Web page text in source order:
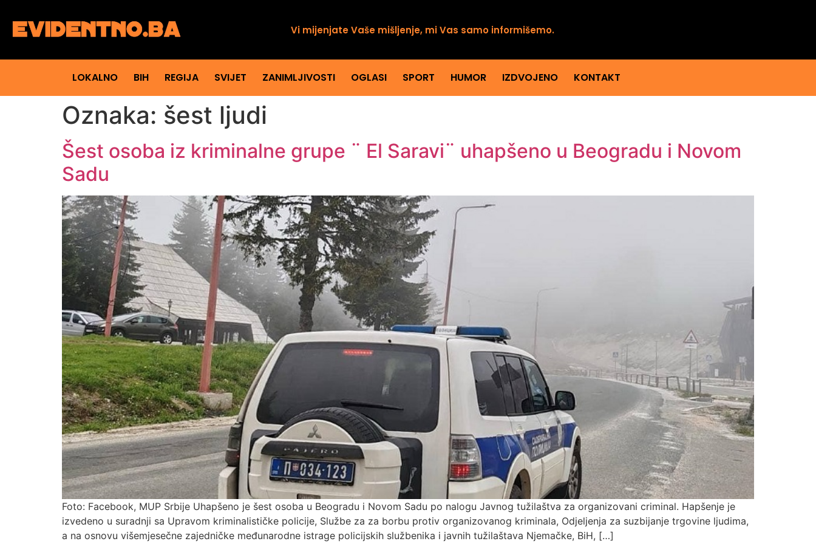
Vi mijenjate Vaše mišljenje, mi Vas samo informišemo.
LOKALNO BIH REGIJA SVIJET ZANIMLJIVOSTI OGLASI SPORT HUMOR IZDVOJENO KONTAKT
Oznaka: šest ljudi
Šest osoba iz kriminalne grupe ¨ El Saravi¨ uhapšeno u Beogradu i Novom
Sadu
Foto: Facebook, MUP Srbije Uhapšeno je šest osoba u Beogradu i Novom Sadu po nalogu Javnog tužilaštva za organizovani criminal. Hapšenje je
izvedeno u suradnji sa Upravom kriminalističke policije, Službe za za borbu protiv organizovanog kriminala, Odjeljenja za suzbijanje trgovine ljudima,
a na osnovu višemjesečne zajedničke međunarodne istrage policijskih službenika i javnih tužilaštava Njemačke, BiH, […]